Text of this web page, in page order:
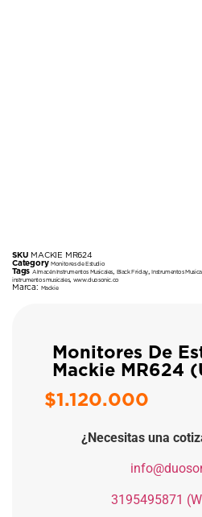
SKU MACKIE MR624
Category Monitores de Estudio
Tags Almacén Instrumentos Musicales Black Friday,Instrumentos
instrumentos musicales, www.duosonic.co
Marca: Mackie
Monitores De
Mackie MR624
$1.120.000
¿Necesitas una
3195495871